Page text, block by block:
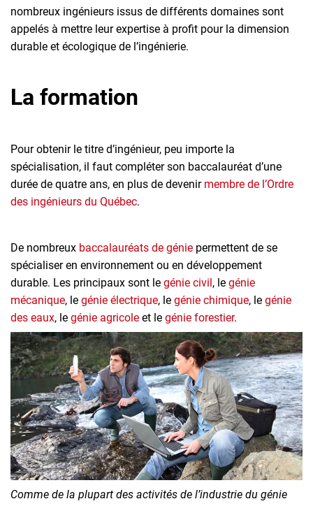
nombreux ingénieurs issus de différents domaines sont
appelés à mettre leur expertise à profit pour la dimension
durable et écologique de l’ingénierie.
La formation
Pour obtenir le titre d’ingénieur, peu importe la
spécialisation, il faut compléter son baccalauréat d’une
durée de quatre ans, en plus de devenir membre de l’Ordre
des ingénieurs du Québec.
De nombreux baccalauréats de génie permettent de se
spécialiser en environnement ou en développement
durable. Les principaux sont le génie civil, le génie
mécanique, le génie électrique, le génie chimique, le génie
des eaux, le génie agricole et le génie forestier.
Comme de la plupart des activités de l’industrie du génie